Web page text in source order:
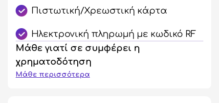
Πιστωτική/Χρεωστική κάρτα
Ηλεκτρονική πληρωμή με κωδικό RF
Μάθε γιατί σε συμφέρει η
χρηματοδότηση
Μάθε περισσότερα